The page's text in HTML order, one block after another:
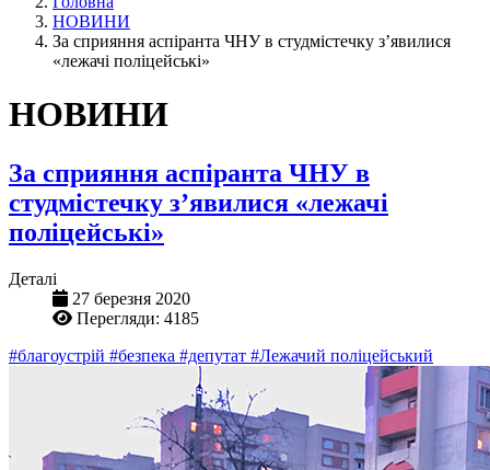
НОВИНИ
За сприяння аспіранта ЧНУ в студмістечку з’явилися
«лежачі поліцейські»
НОВИНИ
За сприяння аспіранта ЧНУ в
студмістечку з’явилися «лежачі
поліцейські»
Деталі
27 березня 2020
Перегляди: 4185
#благоустрій #безпека #депутат #Лежачий поліцейський